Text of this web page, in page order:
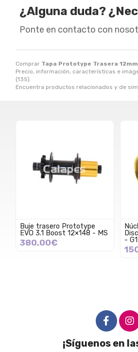
Comprar Tapa Prototype Trasera 12mm
Precio, información, características e
(135).
Encuentra productos relacionados y de
¿Alguna duda?
Ponte en contacto con
Buje trasero Prototype
EVO 3.1 Boost 12×148 - MS
380,00€
- G1
¡Síguenos en